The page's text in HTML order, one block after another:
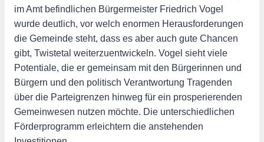
im Amt befindlichen Bürgermeister Friedrich Vogel
wurde deutlich, vor welch enormen Herausforderungen
die Gemeinde steht, dass es aber auch gute Chancen
gibt, Twistetal weiterzuentwickeln. Vogel sieht viele
Potentiale, die er gemeinsam mit den Bürgerinnen und
Bürgern und den politisch Verantwortung Tragenden
über die Parteigrenzen hinweg für ein prosperierenden
Gemeinwesen nutzen möchte. Die unterschiedlichen
Förderprogramm erleichtern die anstehenden